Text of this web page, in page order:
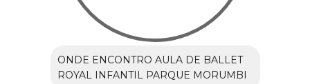
ONDE ENCONTRO AULA DE BALLET
ROYAL INFANTIL PARQUE MORUMBI